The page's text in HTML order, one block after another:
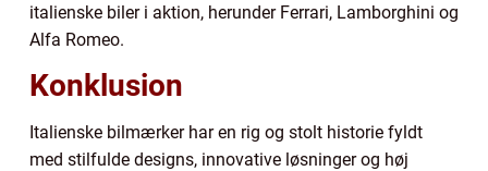
italienske biler i aktion, herunder Ferrari, Lamborghini og
Alfa Romeo.
Konklusion
Italienske bilmærker har en rig og stolt historie fyldt
med stilfulde designs, innovative løsninger og høj